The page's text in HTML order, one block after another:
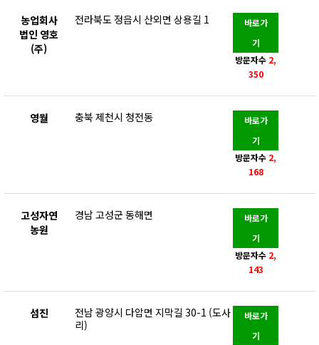
농업회사
법인 영호
(주)
전라북도 정읍시 산외면 상용길 1
바로가
기
방문자수 2,
350
영월 충북 제천시 청전동
바로가
기
방문자수 2,
168
고성자연
농원
경남 고성군 동해면
바로가
기
방문자수 2,
143
섬진
전남 광양시 다압면 지막길 30-1 (도사
리)
바로가
기